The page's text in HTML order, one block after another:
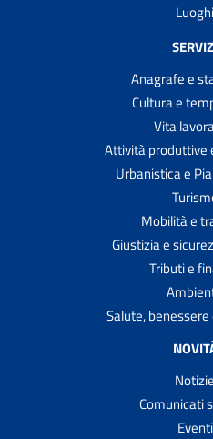
Luoghi
Anagrafe e
Cultura e
Vita
Attività produttive
Urbanistica e
Mobilità e
Giustizia e
Tributi e
Salute,
Notizie
Comunicati
Eventi